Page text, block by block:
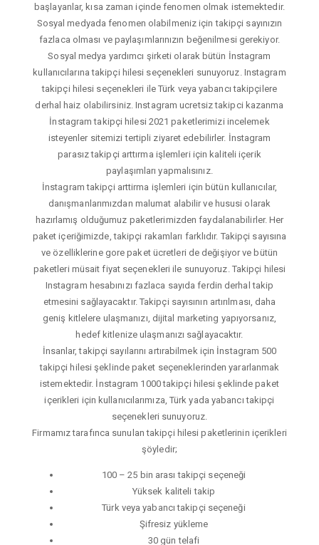
başlayanlar, kısa zaman içinde fenomen olmak istemektedir.
Sosyal medyada fenomen olabilmeniz için takipçi sayınızın
fazlaca olması ve paylaşımlarınızın beğenilmesi gerekiyor.
Sosyal medya yardımcı şirketi olarak bütün İnstagram
kullanıcılarına takipçi hilesi seçenekleri sunuyoruz. Instagram
takipçi hilesi seçenekleri ile Türk veya yabancı takipçilere
derhal haiz olabilirsiniz. Instagram ucretsiz takipci kazanma
İnstagram takipçi hilesi 2021 paketlerimizi incelemek
isteyenler sitemizi tertipli ziyaret edebilirler. İnstagram
parasız takipçi arttırma işlemleri için kaliteli içerik
paylaşımları yapmalısınız.
İnstagram takipçi arttirma işlemleri için bütün kullanıcılar,
danışmanlarımızdan malumat alabilir ve hususi olarak
hazırlamış olduğumuz paketlerimizden faydalanabilirler. Her
paket içeriğimizde, takipçi rakamları farklıdır. Takipçi sayısına
ve özelliklerine gore paket ücretleri de değişiyor ve bütün
paketleri müsait fiyat seçenekleri ile sunuyoruz. Takipçi hilesi
Instagram hesabınızı fazlaca sayıda ferdin derhal takip
etmesini sağlayacaktır. Takipçi sayısının artırılması, daha
geniş kitlelere ulaşmanızı, dijital marketing yapıyorsanız,
hedef kitlenize ulaşmanızı sağlayacaktır.
İnsanlar, takipçi sayılarını artırabilmek için İnstagram 500
takipçi hilesi şeklinde paket seçeneklerinden yararlanmak
istemektedir. İnstagram 1000 takipçi hilesi şeklinde paket
içerikleri için kullanıcılarımıza, Türk yada yabancı takipçi
seçenekleri sunuyoruz.
Firmamız tarafınca sunulan takipçi hilesi paketlerinin içerikleri
şöyledir;
100 – 25 bin arası takipçi seçeneği
Yüksek kaliteli takip
Türk veya yabancı takipçi seçeneği
Şifresiz yükleme
30 gün telafi